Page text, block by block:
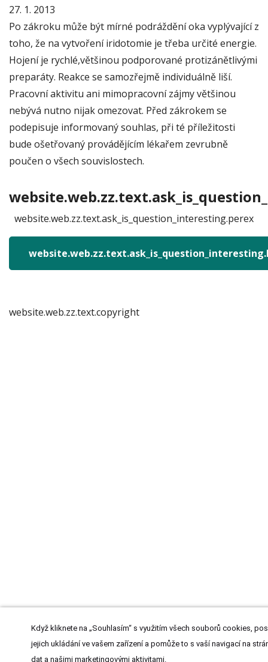
27. 1. 2013
Po zákroku může být mírné podráždění oka vyplývající z
toho, že na vytvoření iridotomie je třeba určité energie.
Hojení je rychlé,většinou podporované protizánětlivými
preparáty. Reakce se samozřejmě individuálně liší.
Pracovní aktivitu ani mimopracovní zájmy většinou
nebývá nutno nijak omezovat. Před zákrokem se
podepisuje informovaný souhlas, při té příležitosti
bude ošetřovaný provádějícím lékařem zevrubně
poučen o všech souvislostech.
website.web.zz.text.ask_is_question_interesting.perex
website.web.zz.text.copyright
Když kliknete na „Souhlasím“ s využitím všech souborů cookies,
jejich ukládání ve vašem zařízení a pomůže to s vaší navigací na
dat a našimi marketingovými aktivitami.